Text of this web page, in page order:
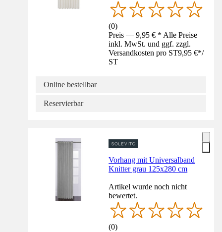
(0)
Preis — 9,95 € * Alle Preise
inkl. MwSt. und ggf. zzgl.
Versandkosten pro ST9,95 €*/
ST
Online bestellbar
Reservierbar
Vorhang mit Universalband
Knitter grau 125x280 cm
Artikel wurde noch nicht
bewertet.
(0)